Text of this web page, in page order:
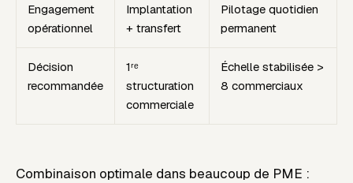
Engagement
opérationnel
Implantation
+ transfert
Pilotage quotidien
permanent
Décision
recommandée
1ʳᵉ
structuration
commerciale
Échelle stabilisée >
8 commerciaux
Combinaison optimale dans beaucoup de PME :